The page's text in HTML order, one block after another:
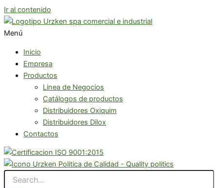
Ir al contenido
Menú
Inicio
Empresa
Productos
Linea de Negocios
Catálogos de productos
Distribuidores Oxiquim
Distribuidores Dilox
Contactos